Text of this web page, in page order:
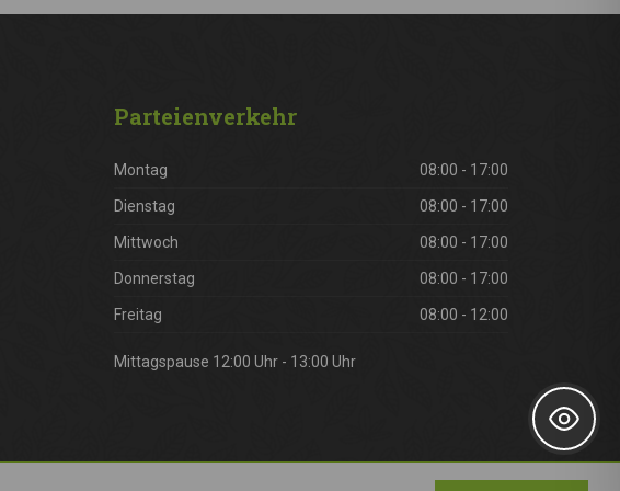
Parteienverkehr
Montag 08:00 - 17:00
Dienstag 08:00 - 17:00
Mittwoch 08:00 - 17:00
Donnerstag 08:00 - 17:00
Freitag 08:00 - 12:00
Mittagspause 12:00 Uhr - 13:00 Uhr